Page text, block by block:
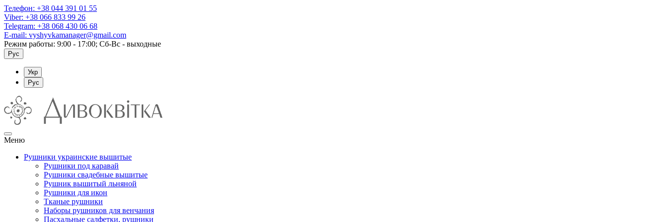
Телефон: +38 044 391 01 55
Viber: +38 066 833 99 26
Telegram: +38 068 430 06 68
E-mail: vyshyvkamanager@gmail.com
Режим работы: 9:00 - 17:00; Сб-Вс - выходные
Рус
Укр
Рус
Меню
Рушники украинские вышитые
Рушники под каравай
Рушники свадебные вышитые
Рушник вышитый льняной
Рушники для икон
Тканые рушники
Наборы рушников для венчания
Пасхальные салфетки, рушники